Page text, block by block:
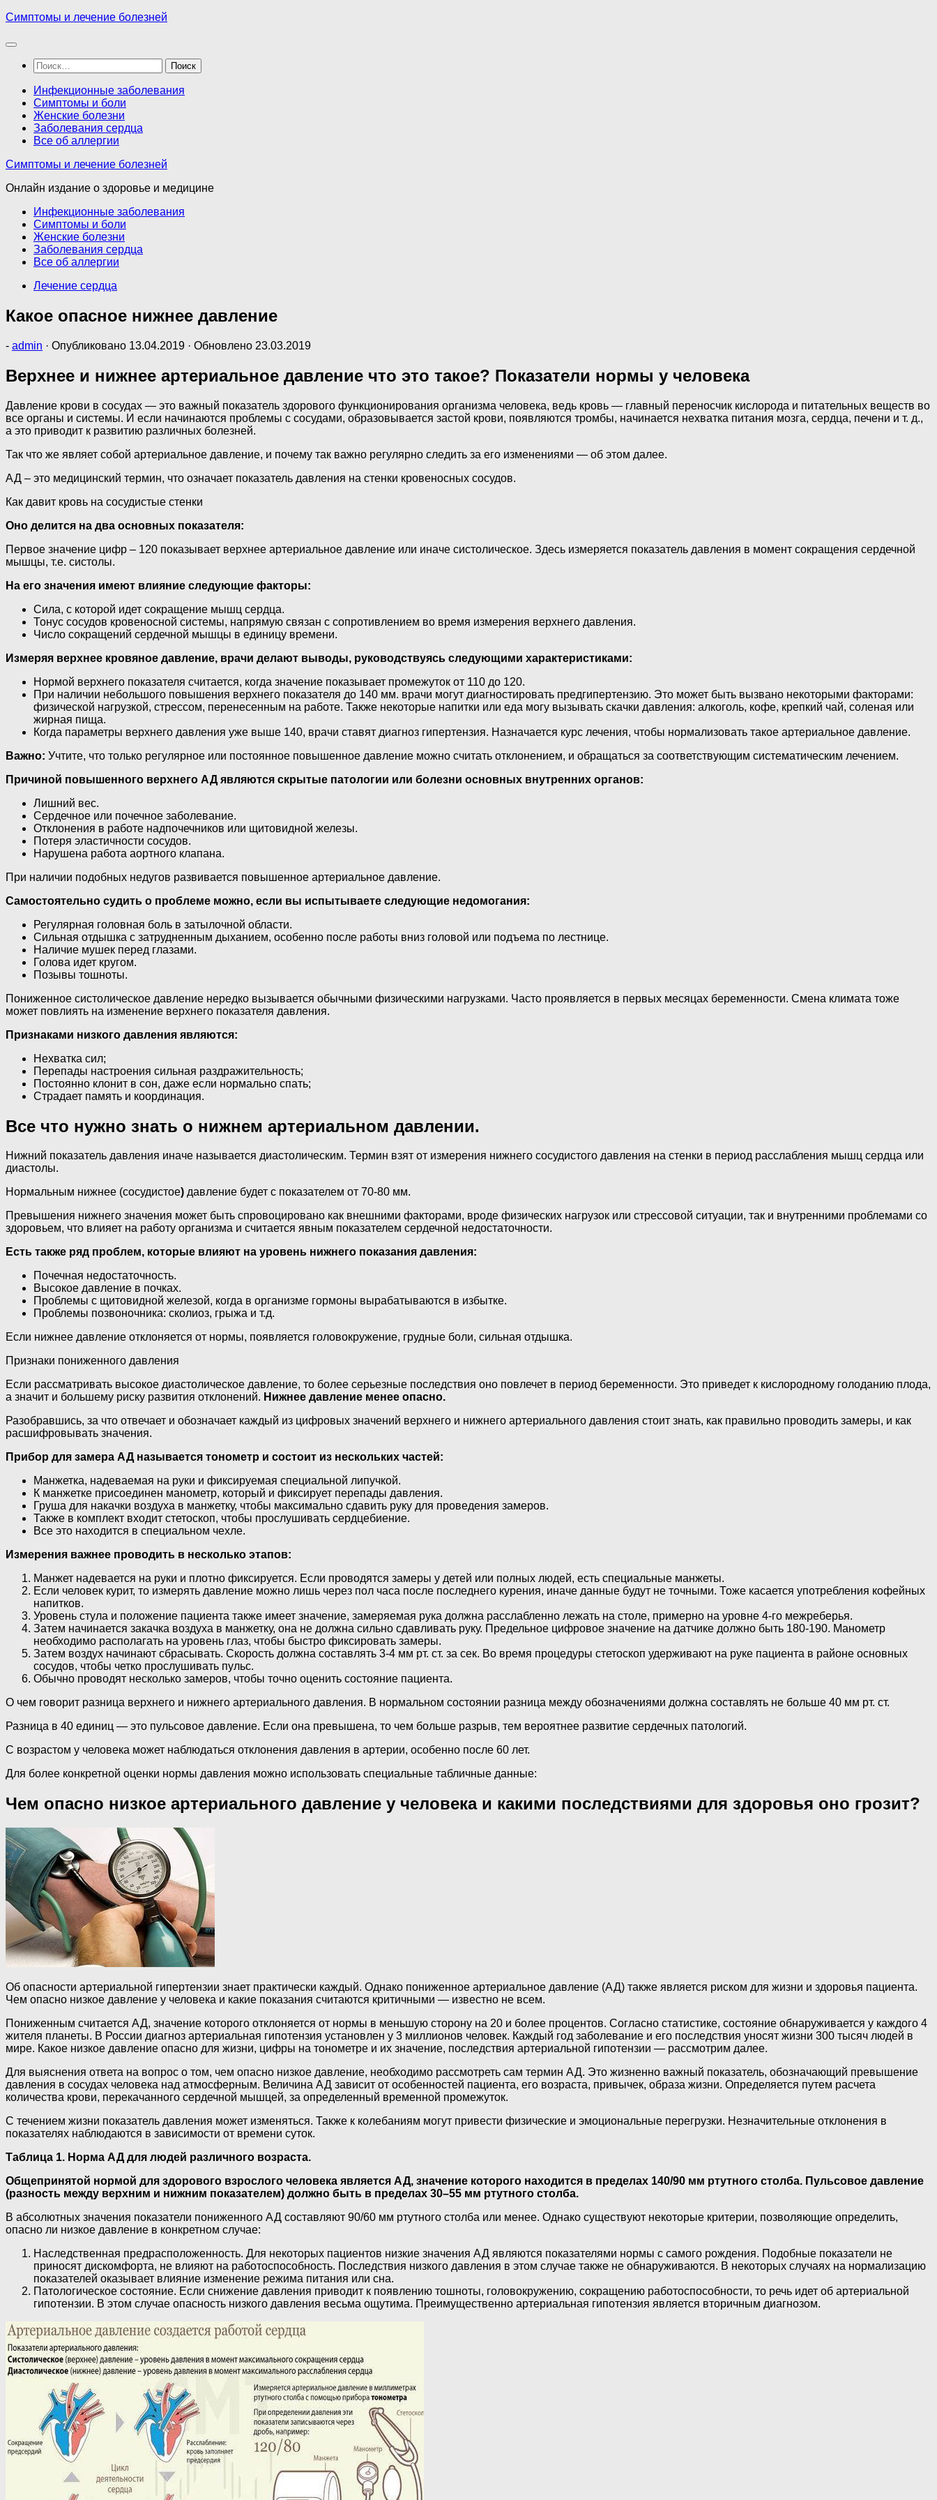
Перейти
содержимому
Симптомы и лечение болезней
Найти:
Инфекционные заболевания
Симптомы и боли
Женские болезни
Заболевания сердца
Все об аллергии
Симптомы и лечение болезней
Онлайн издание о здоровье и медицине
Инфекционные заболевания
Симптомы и боли
Женские болезни
Заболевания сердца
Все об аллергии
Лечение сердца
Какое опасное нижнее давление
- admin · Опубликовано 13.04.2019 · Обновлено 23.03.2019
Верхнее и нижнее артериальное давление что это такое? Показатели нормы у человека
Давление крови в сосудах — это важный показатель здорового функционирования организма человека, ведь кровь — главный переносчик кислорода и питательных веществ во
все органы и системы. И если начинаются проблемы с сосудами, образовывается застой крови, появляются тромбы, начинается нехватка питания мозга, сердца, печени и т. д.,
а это приводит к развитию различных болезней.
Так что же являет собой артериальное давление, и почему так важно регулярно следить за его изменениями — об этом далее.
АД – это медицинский термин, что означает показатель давления на стенки кровеносных сосудов.
Как давит кровь на сосудистые стенки
Оно делится на два основных показателя:
Первое значение цифр – 120 показывает верхнее артериальное давление или иначе систолическое. Здесь измеряется показатель давления в момент сокращения сердечной
мышцы, т.е. систолы.
На его значения имеют влияние следующие факторы:
Сила, с которой идет сокращение мышц сердца.
Тонус сосудов кровеносной системы, напрямую связан с сопротивлением во время измерения верхнего давления.
Число сокращений сердечной мышцы в единицу времени.
Измеряя верхнее кровяное давление, врачи делают выводы, руководствуясь следующими характеристиками:
Нормой верхнего показателя считается, когда значение показывает промежуток от 110 до 120.
При наличии небольшого повышения верхнего показателя до 140 мм. врачи могут диагностировать предгипертензию. Это может быть вызвано некоторыми факторами:
физической нагрузкой, стрессом, перенесенным на работе. Также некоторые напитки или еда могу вызывать скачки давления: алкоголь, кофе, крепкий чай, соленая или
жирная пища.
Когда параметры верхнего давления уже выше 140, врачи ставят диагноз гипертензия. Назначается курс лечения, чтобы нормализовать такое артериальное давление.
Важно: Учтите, что только регулярное или постоянное повышенное давление можно считать отклонением, и обращаться за соответствующим систематическим лечением.
Причиной повышенного верхнего АД являются скрытые патологии или болезни основных внутренних органов:
Лишний вес.
Сердечное или почечное заболевание.
Отклонения в работе надпочечников или щитовидной железы.
Потеря эластичности сосудов.
Нарушена работа аортного клапана.
При наличии подобных недугов развивается повышенное артериальное давление.
Самостоятельно судить о проблеме можно, если вы испытываете следующие недомогания:
Регулярная головная боль в затылочной области.
Сильная отдышка с затрудненным дыханием, особенно после работы вниз головой или подъема по лестнице.
Наличие мушек перед глазами.
Голова идет кругом.
Позывы тошноты.
Пониженное систолическое давление нередко вызывается обычными физическими нагрузками. Часто проявляется в первых месяцах беременности. Смена климата тоже
может повлиять на изменение верхнего показателя давления.
Признаками низкого давления являются:
Нехватка сил;
Перепады настроения сильная раздражительность;
Постоянно клонит в сон, даже если нормально спать;
Страдает память и координация.
Все что нужно знать о нижнем артериальном давлении.
Нижний показатель давления иначе называется диастолическим. Термин взят от измерения нижнего сосудистого давления на стенки в период расслабления мышц сердца или
диастолы.
Нормальным нижнее (сосудистое) давление будет с показателем от 70-80 мм.
Превышения нижнего значения может быть спровоцировано как внешними факторами, вроде физических нагрузок или стрессовой ситуации, так и внутренними проблемами со
здоровьем, что влияет на работу организма и считается явным показателем сердечной недостаточности.
Есть также ряд проблем, которые влияют на уровень нижнего показания давления:
Почечная недостаточность.
Высокое давление в почках.
Проблемы с щитовидной железой, когда в организме гормоны вырабатываются в избытке.
Проблемы позвоночника: сколиоз, грыжа и т.д.
Если нижнее давление отклоняется от нормы, появляется головокружение, грудные боли, сильная отдышка.
Признаки пониженного давления
Если рассматривать высокое диастолическое давление, то более серьезные последствия оно повлечет в период беременности. Это приведет к кислородному голоданию плода,
а значит и большему риску развития отклонений. Нижнее давление менее опасно.
Разобравшись, за что отвечает и обозначает каждый из цифровых значений верхнего и нижнего артериального давления стоит знать, как правильно проводить замеры, и как
расшифровывать значения.
Прибор для замера АД называется тонометр и состоит из нескольких частей:
Манжетка, надеваемая на руки и фиксируемая специальной липучкой.
К манжетке присоединен манометр, который и фиксирует перепады давления.
Груша для накачки воздуха в манжетку, чтобы максимально сдавить руку для проведения замеров.
Также в комплект входит стетоскоп, чтобы прослушивать сердцебиение.
Все это находится в специальном чехле.
Измерения важнее проводить в несколько этапов:
Манжет надевается на руки и плотно фиксируется. Если проводятся замеры у детей или полных людей, есть специальные манжеты.
Если человек курит, то измерять давление можно лишь через пол часа после последнего курения, иначе данные будут не точными. Тоже касается употребления кофейных
напитков.
Уровень стула и положение пациента также имеет значение, замеряемая рука должна расслабленно лежать на столе, примерно на уровне 4-го межреберья.
Затем начинается закачка воздуха в манжетку, она не должна сильно сдавливать руку. Предельное цифровое значение на датчике должно быть 180-190. Манометр
необходимо располагать на уровень глаз, чтобы быстро фиксировать замеры.
Затем воздух начинают сбрасывать. Скорость должна составлять 3-4 мм рт. ст. за сек. Во время процедуры стетоскоп удерживают на руке пациента в районе основных
сосудов, чтобы четко прослушивать пульс.
Обычно проводят несколько замеров, чтобы точно оценить состояние пациента.
О чем говорит разница верхнего и нижнего артериального давления. В нормальном состоянии разница между обозначениями должна составлять не больше 40 мм рт. ст.
Разница в 40 единиц — это пульсовое давление. Если она превышена, то чем больше разрыв, тем вероятнее развитие сердечных патологий.
С возрастом у человека может наблюдаться отклонения давления в артерии, особенно после 60 лет.
Для более конкретной оценки нормы давления можно использовать специальные табличные данные:
Чем опасно низкое артериального давление у человека и какими последствиями для здоровья оно грозит?
Об опасности артериальной гипертензии знает практически каждый. Однако пониженное артериальное давление (АД) также является риском для жизни и здоровья пациента.
Чем опасно низкое давление у человека и какие показания считаются критичными — известно не всем.
Пониженным считается АД, значение которого отклоняется от нормы в меньшую сторону на 20 и более процентов. Согласно статистике, состояние обнаруживается у каждого 4
жителя планеты. В России диагноз артериальная гипотензия установлен у 3 миллионов человек. Каждый год заболевание и его последствия уносят жизни 300 тысяч людей в
мире. Какое низкое давление опасно для жизни, цифры на тонометре и их значение, последствия артериальной гипотензии — рассмотрим далее.
Для выяснения ответа на вопрос о том, чем опасно низкое давление, необходимо рассмотреть сам термин АД. Это жизненно важный показатель, обозначающий превышение
давления в сосудах человека над атмосферным. Величина АД зависит от особенностей пациента, его возраста, привычек, образа жизни. Определяется путем расчета
количества крови, перекачанного сердечной мышцей, за определенный временной промежуток.
С течением жизни показатель давления может изменяться. Также к колебаниям могут привести физические и эмоциональные перегрузки. Незначительные отклонения в
показателях наблюдаются в зависимости от времени суток.
Таблица 1. Норма АД для людей различного возраста.
Общепринятой нормой для здорового взрослого человека является АД, значение которого находится в пределах 140/90 мм ртутного столба. Пульсовое давление
(разность между верхним и нижним показателем) должно быть в пределах 30–55 мм ртутного столба.
В абсолютных значения показатели пониженного АД составляют 90/60 мм ртутного столба или менее. Однако существуют некоторые критерии, позволяющие определить,
опасно ли низкое давление в конкретном случае:
Наследственная предрасположенность. Для некоторых пациентов низкие значения АД являются показателями нормы с самого рождения. Подобные показатели не
приносят дискомфорта, не влияют на работоспособность. Последствия низкого давления в этом случае также не обнаруживаются. В некоторых случаях на нормализацию
показателей оказывает влияние изменение режима питания или сна.
Патологическое состояние. Если снижение давления приводит к появлению тошноты, головокружению, сокращению работоспособности, то речь идет об артериальной
гипотензии. В этом случае опасность низкого давления весьма ощутима. Преимущественно артериальная гипотензия является вторичным диагнозом.